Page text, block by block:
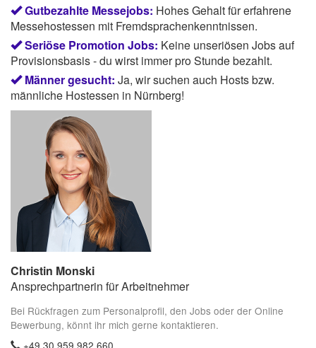
Gutbezahlte Messejobs: Hohes Gehalt für erfahrene
Messehostessen mit Fremdsprachenkenntnissen.
Seriöse Promotion Jobs: Keine unseriösen Jobs auf
Provisionsbasis - du wirst immer pro Stunde bezahlt.
Männer gesucht: Ja, wir suchen auch Hosts bzw.
männliche Hostessen in Nürnberg!
Christin Monski
Ansprechpartnerin für Arbeitnehmer
Bei Rückfragen zum Personalprofil, den Jobs oder der Online
Bewerbung, könnt ihr mich gerne kontaktieren.